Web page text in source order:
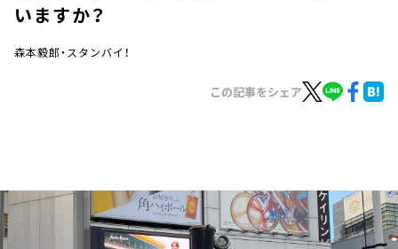
イベント・グッズ
YouTube
会社情報
いますか？
森本毅郎・スタンバイ！
この記事をシェア